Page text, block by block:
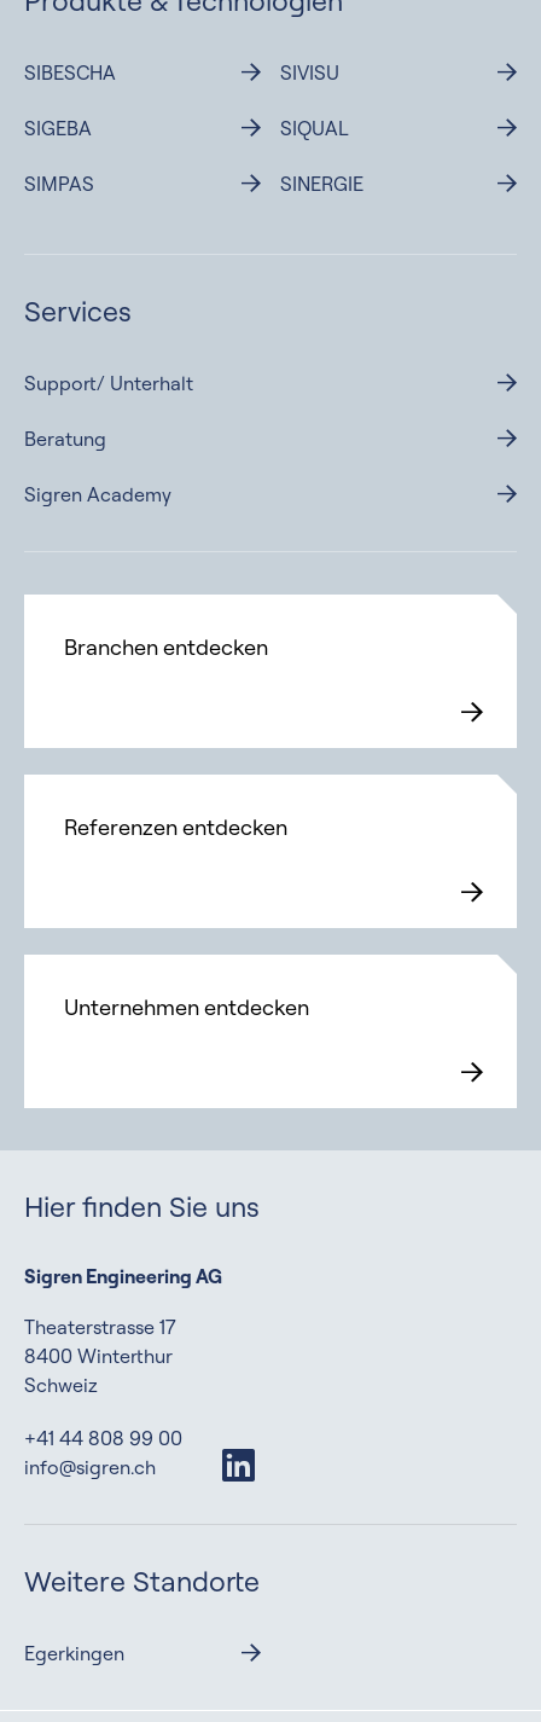
SIBESCHA
SIGEBA
SIMPAS
SIVISU
SIQUAL
SINERGIE
Services
Support/ Unterhalt
Beratung
Sigren Academy
Branchen entdecken
Referenzen entdecken
Unternehmen entdecken
Hier finden Sie uns
Sigren Engineering AG
Theaterstrasse 17
8400 Winterthur
Schweiz
+41 44 808 99 00
info@sigren.ch
Weitere Standorte
Egerkingen